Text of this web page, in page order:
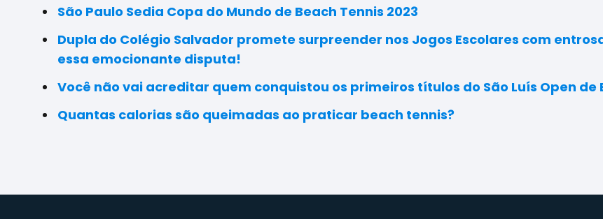
São Paulo Sedia Copa do Mundo de Beach Tennis 2023
Dupla do Colégio Salvador promete surpreender nos Jogos Escolares com
essa emocionante disputa!
Você não vai acreditar quem conquistou os primeiros títulos do São Luís Open
Quantas calorias são queimadas ao praticar beach tennis?